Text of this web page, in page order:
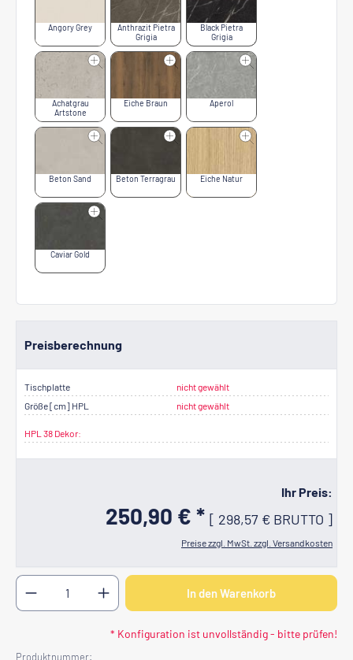
Angory Grey
Anthrazit Pietra
Grigia
Black Pietra
Grigia
Achatgrau
Artstone
Eiche Braun Aperol
Beton Sand Beton Terragrau Eiche Natur
Caviar Gold
Preisberechnung
Tischplatte
nicht gewählt
Größe [cm] HPL
nicht gewählt
HPL 38 Dekor:
Ihr Preis:
250,90 € * [ 298,57 € BRUTTO ]
Preise zzgl. MwSt. zzgl. Versandkosten
Produkt Anzahl: Gib den gewünschten Wert ein
In den Warenkorb
* Konfiguration ist unvollständig - bitte prüfen!
Produktnummer: